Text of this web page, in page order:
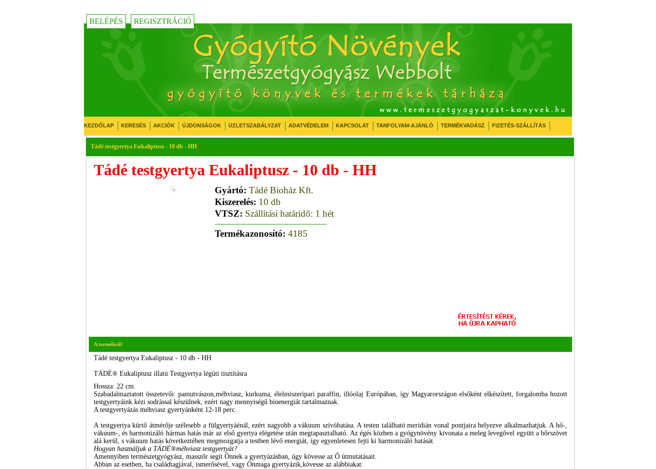
BELÉPÉS REGISZTRÁCIÓ
KEZDŐLAP KERESÉS AKCIÓK ÚJDONSÁGOK ÜZLETSZABÁLYZAT ADATVÉDELEM KAPCSOLAT TANFOLYAM-AJÁNLÓ TERMÉKVADÁSZ FIZETÉS-SZÁLLÍTÁS
Tádé testgyertya Eukaliptusz - 10 db - HH
Tádé testgyertya Eukaliptusz - 10 db - HH
Gyártó: Tádé Bioház Kft.
Kiszerelés: 10 db
VTSZ: Szállítási határidő: 1 hét
Termékazonosító: 4185
A termékről
Tádé testgyertya Eukaliptusz - 10 db - HH
TÁDÉ® Eukaliptusz illatú Testgyertya légúti tisztításra
Hossza: 22 cm.
Szabadalmaztatott összetevői: pamutvászon,méhviasz, kurkuma, élelmiszeripari paraffin, illóolaj Európában, így Magyarországon elsőként elkészített, forgalomba hozott
testgyertyáink kézi sodrással készülnek, ezért nagy mennyiségű bioenergiát tartalmaznak.
A testgyertyázás méhviasz gyertyánként 12-18 perc.
A testgyertya kürtő átmérője szélesebb a fülgyertyáénál, ezért nagyobb a vákuum szívóhatása. A testen található meridián vonal pontjaira helyezve alkalmazhatjuk. A hő-,
vákuum-, és harmonizáló hármas hatás már az első gyertya elégetése után megtapasztalható. Az égés közben a gyógynövény kivonata a meleg levegővel együtt a bőrszövet
alá kerül, s vákuum hatás következtében megmozgatja a testben lévő energiát, így egyenletesen fejti ki harmonizáló hatását.
Hogyan használjuk a TÁDÉ®méhviasz testgyertyát?
Amennyiben természetgyógyász, masszőr segít Önnek a gyertyázásban, úgy kövesse az Ő útmutatásait.
Abban az esetben, ha családtagjával, ismerősével, vagy Önmaga gyertyázik,kövesse az alábbiakat: